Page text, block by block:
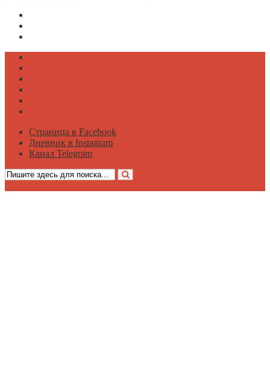
Страница в Facebook
Дневник в Instagram
Канал Telegram